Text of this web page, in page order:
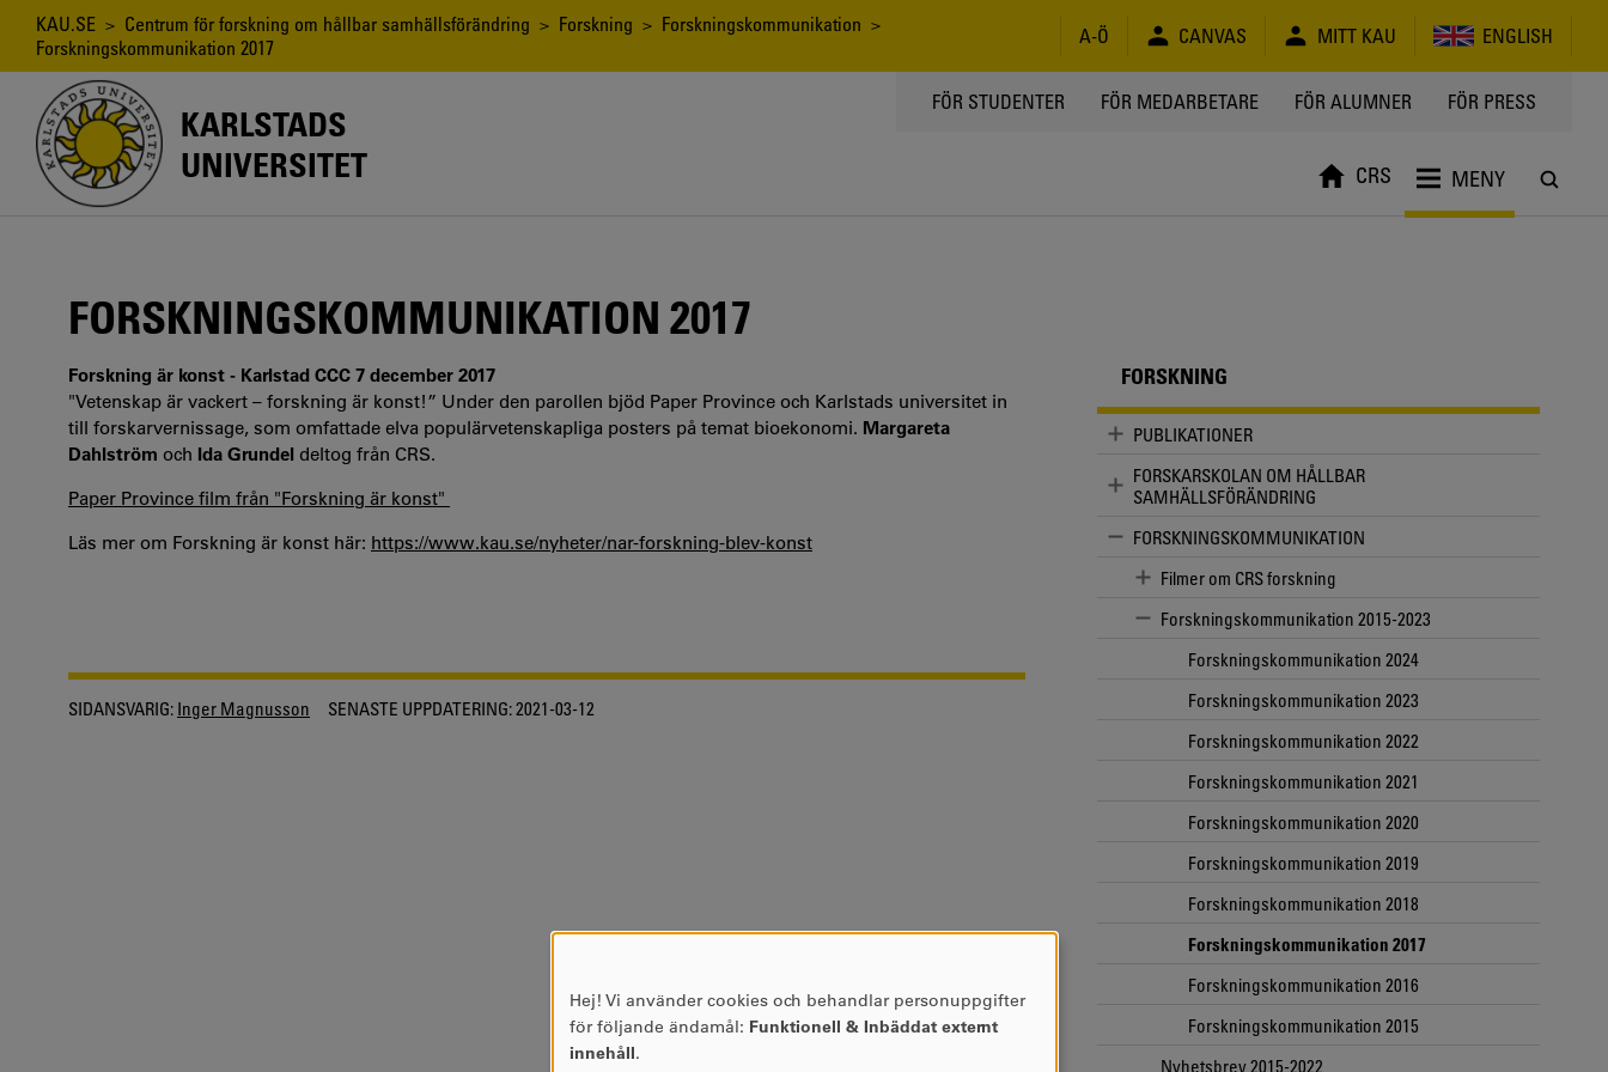
Hoppa
huvudinnehåll
Länkstig
KAU.SE > Centrum för forskning om hållbar samhällsförändring > Forskning > Forskningskommunikation >
Forskningskommunikation 2017
A-Ö CANVAS MITT KAU ENGLISH
KARLSTADS
UNIVERSITET
TOPPMENY
FÖR STUDENTER FÖR MEDARBETARE FÖR ALUMNER FÖR PRESS
CRS MENY
FORSKNINGSKOMMUNIKATION 2017
Forskning är konst - Karlstad CCC 7 december 2017
"Vetenskap är vackert – forskning är konst!” Under den parollen bjöd Paper Province och Karlstads universitet in
till forskarvernissage, som omfattade elva populärvetenskapliga posters på temat bioekonomi. Margareta
Dahlström och Ida Grundel deltog från CRS.
Paper Province film från "Forskning är konst"
Läs mer om Forskning är konst här: https://www.kau.se/nyheter/nar-forskning-blev-konst
SIDANSVARIG: Inger Magnusson SENASTE UPPDATERING:2021-03-12
FORSKNING
PUBLIKATIONER
FORSKARSKOLAN OM HÅLLBAR
SAMHÄLLSFÖRÄNDRING
FORSKNINGSKOMMUNIKATION
Filmer om CRS forskning
Forskningskommunikation 2015-2023
Forskningskommunikation 2024
Forskningskommunikation 2023
Forskningskommunikation 2022
Forskningskommunikation 2021
Forskningskommunikation 2020
Forskningskommunikation 2019
Forskningskommunikation 2018
Forskningskommunikation 2017
Forskningskommunikation 2016
Forskningskommunikation 2015
Nyhetsbrev 2015-2022
ANVÄNDNING
AV
Hej! Vi använder cookies och behandlar personuppgifter
för följande ändamål: Funktionell & Inbäddat externt
innehåll.